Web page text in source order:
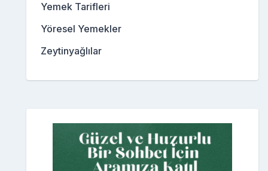
Yemek Tarifleri
Yöresel Yemekler
Zeytinyağlılar